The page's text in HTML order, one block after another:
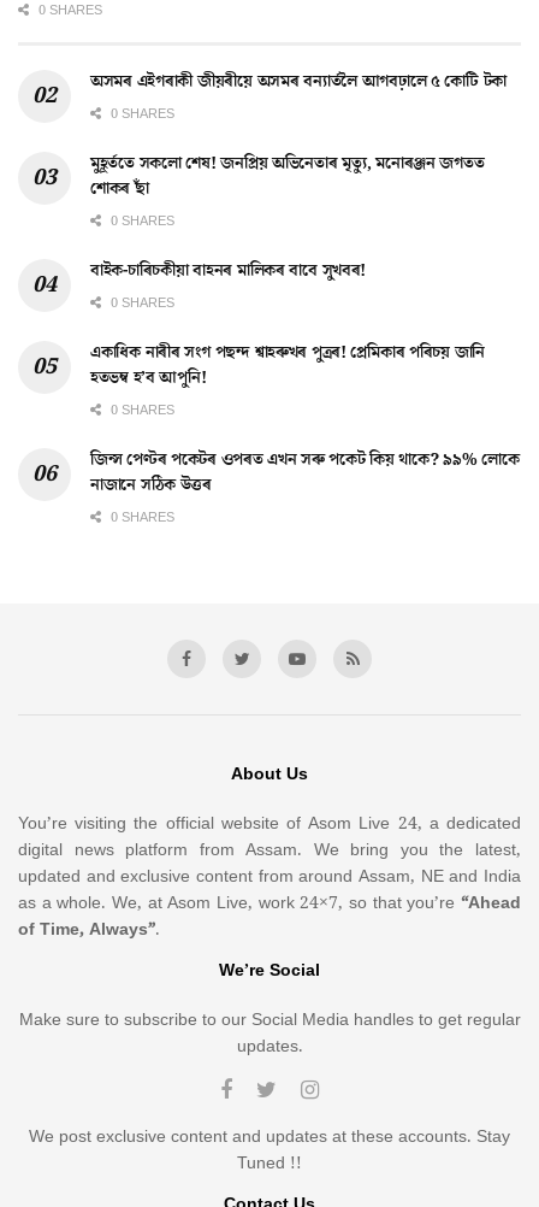
0 SHARES
অসমৰ এইগৰাকী জীয়ৰীয়ে অসমৰ বন্যাৰ্তলৈ আগবঢ়ালে ৫ কোটি টকা
0 SHARES
মুহূৰ্ততে সকলো শেষ! জনপ্ৰিয় অভিনেতাৰ মৃত্যু, মনোৰঞ্জন জগতত
শোকৰ ছাঁ
0 SHARES
বাইক-চাৰিচকীয়া বাহনৰ মালিকৰ বাবে সুখবৰ!
0 SHARES
একাধিক নাৰীৰ সংগ পছন্দ শ্বাহৰুখৰ পুত্ৰৰ! প্ৰেমিকাৰ পৰিচয় জানি
হতভম্ব হ’ব আপুনি!
0 SHARES
জিন্স পেণ্টৰ পকেটৰ ওপৰত এখন সৰু পকেট কিয় থাকে? ৯৯% লোকে
নাজানে সঠিক উত্তৰ
0 SHARES
About Us
You’re visiting the official website of Asom Live 24, a dedicated
digital news platform from Assam. We bring you the latest,
updated and exclusive content from around Assam, NE and India
as a whole. We, at Asom Live, work 24×7, so that you’re “Ahead
of Time, Always”.
We’re Social
Make sure to subscribe to our Social Media handles to get regular
updates.
We post exclusive content and updates at these accounts. Stay
Tuned !!